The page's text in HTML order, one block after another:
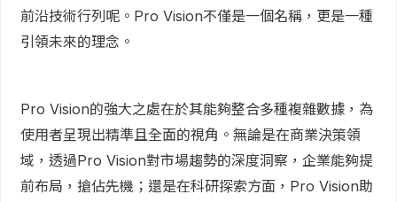
前沿技術行列呢。Pro Vision不僅是一個名稱，更是一種
引領未來的理念。
Pro Vision的強大之處在於其能夠整合多種複雜數據，為
使用者呈現出精準且全面的視角。無論是在商業決策領
域，透過Pro Vision對市場趨勢的深度洞察，企業能夠提
前布局，搶佔先機；還是在科研探索方面，Pro Vision助